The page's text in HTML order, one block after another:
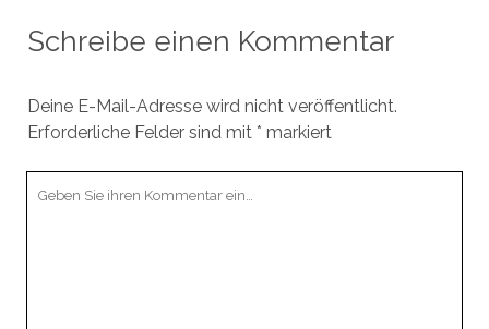
Schreibe einen Kommentar
Deine E-Mail-Adresse wird nicht veröffentlicht.
Erforderliche Felder sind mit * markiert